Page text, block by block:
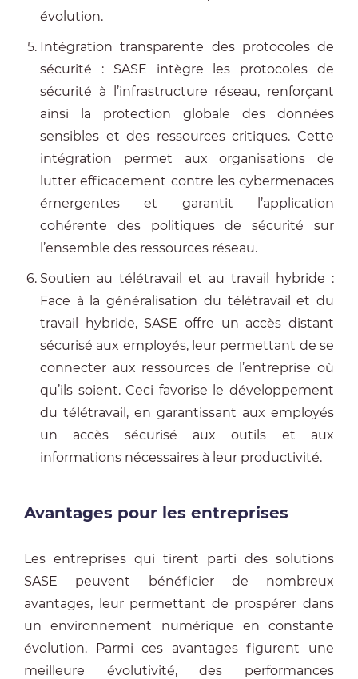
évolution.
Intégration transparente des protocoles de
sécurité : SASE intègre les protocoles de
sécurité à l’infrastructure réseau, renforçant
ainsi la protection globale des données
sensibles et des ressources critiques. Cette
intégration permet aux organisations de
lutter efficacement contre les cybermenaces
émergentes et garantit l’application
cohérente des politiques de sécurité sur
l’ensemble des ressources réseau.
Soutien au télétravail et au travail hybride :
Face à la généralisation du télétravail et du
travail hybride, SASE offre un accès distant
sécurisé aux employés, leur permettant de se
connecter aux ressources de l’entreprise où
qu’ils soient. Ceci favorise le développement
du télétravail, en garantissant aux employés
un accès sécurisé aux outils et aux
informations nécessaires à leur productivité.
Avantages pour les entreprises
Les entreprises qui tirent parti des solutions
SASE peuvent bénéficier de nombreux
avantages, leur permettant de prospérer dans
un environnement numérique en constante
évolution. Parmi ces avantages figurent une
meilleure évolutivité, des performances